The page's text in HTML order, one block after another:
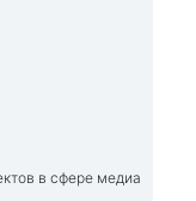
в сфере медиа